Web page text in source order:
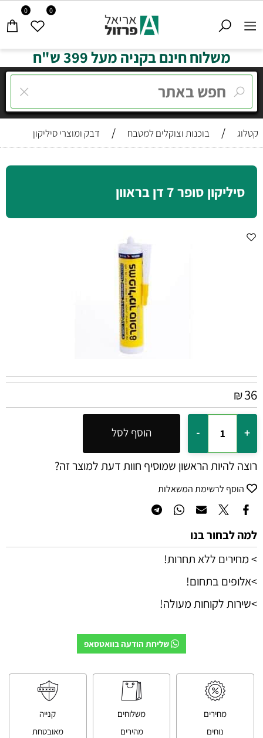
0 0
משלוח חינם בקניה מעל 399 ש"ח
קטלוג / בוכנות וצוקלים למטבח / דבק ומוצרי סיליקון
סיליקון סופר 7 דן בראוון
₪36
הוסף לסל
רוצה להיות הראשון שמוסיף חוות דעת למוצר זה?
הוסף לרשימת המשאלות
למה לבחור בנו
> מחירים ללא תחרות!
>אלופים בתחום!
>שירות לקוחות מעולה!
שליחת הודעה בוואטסאפ
מחירים
נוחים
משלוחים
מהירים
קנייה
מאובטחת